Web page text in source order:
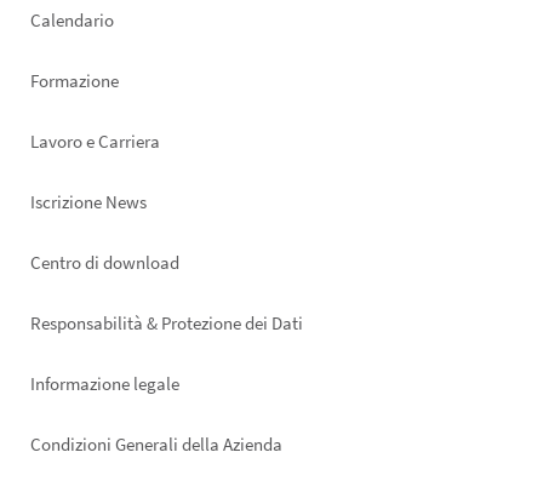
Calendario
Formazione
Lavoro e Carriera
Iscrizione News
Footer
Centro di download
Responsabilità & Protezione dei Dati
Informazione legale
Condizioni Generali della Azienda